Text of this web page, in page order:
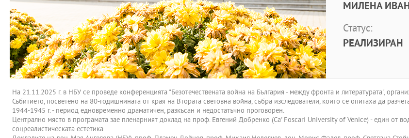
МИЛЕНА
Статус:
РЕАЛИЗИРАН
На 21.11.2025 г. в НБУ се проведе конференцията "Безотечествената война на България - между фронта и литературата",
Събитието, посветено на 80-годишнината от края на Втората световна война, събра изследователи, които се опитаха да
1944-1945 г. - период едновременно драматичен, разкъсан и недостатъчно проговорен.
Централно място в програмата зае пленарният доклад на проф. Евгений Добренко (Ca' Foscari University of Venice) - един от
соцреалистическата естетика.